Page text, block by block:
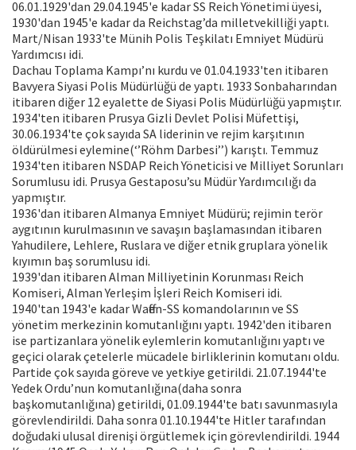
06.01.1929'dan 29.04.1945'e kadar SS Reich Yönetimi üyesi,
1930'dan 1945'e kadar da Reichstag’da milletvekilliği yaptı.
Mart/Nisan 1933'te Münih Polis Teşkilatı Emniyet Müdürü
Yardımcısı idi.
Dachau Toplama Kampı’nı kurdu ve 01.04.1933'ten itibaren
Bavyera Siyasi Polis Müdürlüğü de yaptı. 1933 Sonbaharından
itibaren diğer 12 eyalette de Siyasi Polis Müdürlüğü yapmıştır.
1934'ten itibaren Prusya Gizli Devlet Polisi Müfettişi,
30.06.1934'te çok sayıda SA liderinin ve rejim karşıtının
öldürülmesi eylemine(‘’Röhm Darbesi’’) karıştı. Temmuz
1934'ten itibaren NSDAP Reich Yöneticisi ve Milliyet Sorunları
Sorumlusu idi. Prusya Gestaposu’su Müdür Yardımcılığı da
yapmıştır.
1936'dan itibaren Almanya Emniyet Müdürü; rejimin terör
aygıtının kurulmasının ve savaşın başlamasından itibaren
Yahudilere, Lehlere, Ruslara ve diğer etnik gruplara yönelik
kıyımın baş sorumlusu idi.
1939'dan itibaren Alman Milliyetinin Korunması Reich
Komiseri, Alman Yerleşim İşleri Reich Komiseri idi.
1940'tan 1943'e kadar Waffen-SS komandolarının ve SS
yönetim merkezinin komutanlığını yaptı. 1942'den itibaren
ise partizanlara yönelik eylemlerin komutanlığını yaptı ve
geçici olarak çetelerle mücadele birliklerinin komutanı oldu.
Partide çok sayıda göreve ve yetkiye getirildi. 21.07.1944'te
Yedek Ordu’nun komutanlığına(daha sonra
başkomutanlığına) getirildi, 01.09.1944'te batı savunmasıyla
görevlendirildi. Daha sonra 01.10.1944'te Hitler tarafından
doğudaki ulusal direnişi örgütlemek için görevlendirildi. 1944